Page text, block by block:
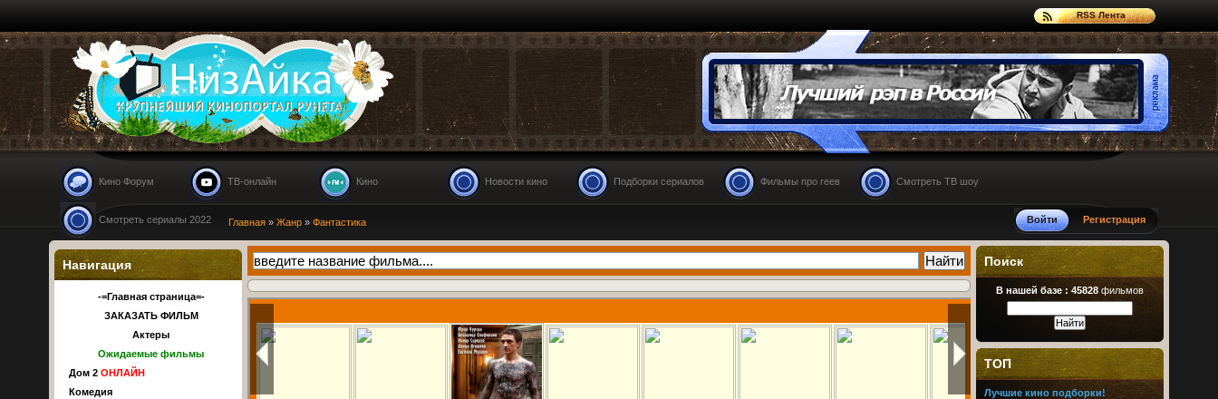
RSS Лента
Nizaika.ru
Кино Форум ТВ-онлайн Кино Новости кино Подборки сериалов Фильмы про геев Смотреть ТВ шоу
Смотреть сериалы 2022 Войти Регистрация
Главная» Жанр» Фантастика
Поиск
В нашей базе : 45828 фильмов
ТОП
Лучшие кино подборки!
Навигация
-=Главная страница=-
ЗАКАЗАТЬ ФИЛЬМ
Актеры
Ожидаемые фильмы
Дом 2 ОНЛАЙН
Комедия